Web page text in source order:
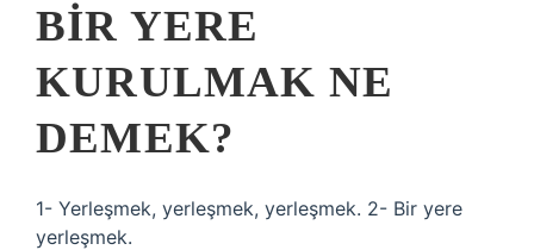
BIR YERE
KURULMAK NE
DEMEK?
1- Yerleşmek, yerleşmek, yerleşmek. 2- Bir yere
yerleşmek.